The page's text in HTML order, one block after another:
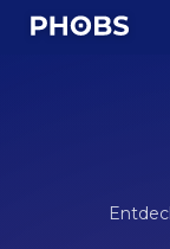
Homepage